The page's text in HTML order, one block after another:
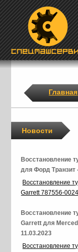
Главная
Новости
Восстановление
для Форд Транзит
Восстановление
Garrett 787556-0024
Восстановление
Garrett для
11.03.2023
Восстановление